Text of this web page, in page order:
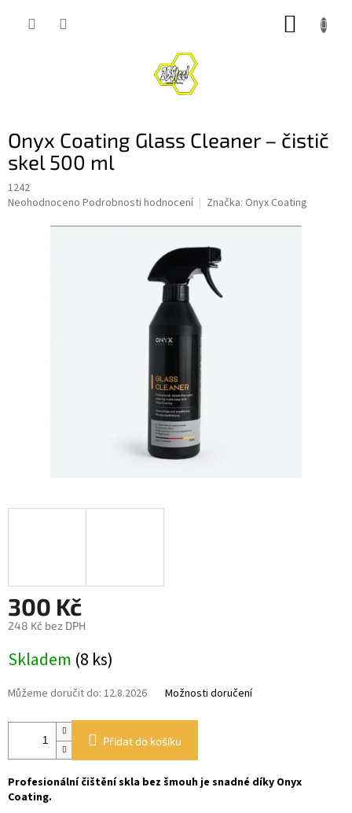
Onyx Coating Glass Cleaner – čistič
skel 500 ml
1242
Průměrné
Neohodnoceno Podrobnosti hodnocení Značka: Onyx Coating
300 Kč
248 Kč bez DPH
cena:
Skladem (8 ks)
Můžeme doručit do: 12.8.2026 Možnosti doručení
Přidat do košíku
Profesionální čištění skla bez šmouh je snadné díky Onyx
Coating.